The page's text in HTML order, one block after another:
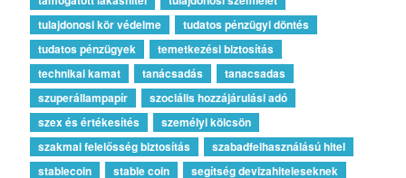
tulajdonosi kör védelme
tudatos pénzügyi döntés
tudatos pénzügyek
temetkezési biztosítás
technikai kamat
tanácsadás
tanacsadas
szuperállampapír
szociális hozzájárulási adó
szex és értékesítés
személyi kölcsön
szakmai felelősség biztosítás
szabadfelhasználású hitel
stablecoin
stable coin
segítség devizahiteleseknek